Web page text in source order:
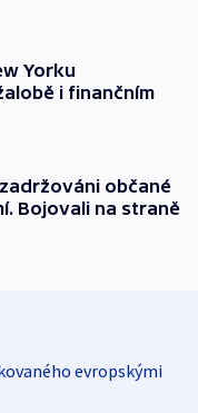
Yorku
i finančním
občané
Bojovali na straně
evropskými